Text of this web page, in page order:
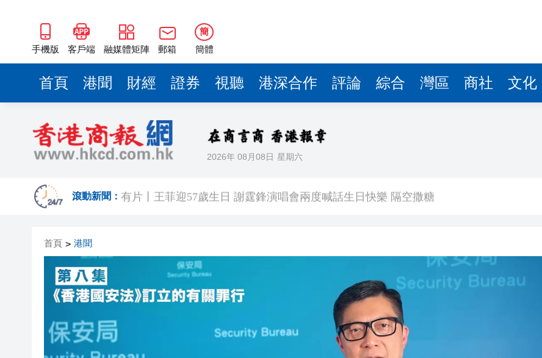
手機版 客戶端 融媒體矩陣 郵箱
簡
簡體
首頁 港聞 財經 證券 視聽 港深合作 評論 綜合 灣區 商社 文化
2026年 08月08日 星期六
滾動新聞： 有片丨王菲迎57歲生日 謝霆鋒演唱會兩度喊話生日快樂 隔空撒糖
有片丨星爺媽咪現身《功夫女足》謝票場 親切揮手力挺兒子
有片丨迪麗熱巴驚喜現身香港 高馬尾配白T 美麗明豔
超萬名「嘗鮮客」赴河源萬綠湖，在湖光山色間大飽「口福+眼福」
首頁 > 港聞